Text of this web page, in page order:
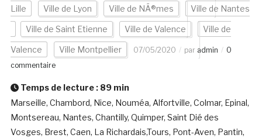
Lille Ville de Lyon Ville de NÃ®mes Ville de Nantes
Ville de Saint Etienne Ville de Valence Ville de
Valence Ville Montpellier 07/05/2020 par admin
0
commentaire
Temps de lecture : 89 min
Marseille, Chambord, Nice, Nouméa, Alfortville, Colmar, Epinal,
Montsereau, Nantes, Chantilly, Quimper, Saint Dié des
Vosges, Brest, Caen, La Richardais,Tours, Pont-Aven, Pantin,